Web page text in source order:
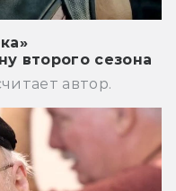
второго сезона
автор.